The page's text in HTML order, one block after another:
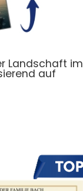
Landschaft im
auf